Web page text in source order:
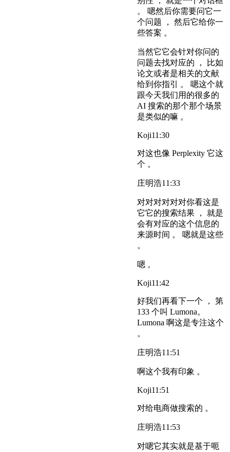
。 嗯然后你需要问它一
个问题 ， 然后它给你一
些答案 。
当然它它会针对你问的
问题去找对应的 ， 比如
论文或者是相关的文献
给到你指引 。 嗯这个就
跟今天我们用的很多的
AI 搜索的那个那个场景
是类似的嘛 。
Koji11:30
对这也像 Perplexity 它这
个 。
庄明浩11:33
对对对对对对你看这是
它它的搜索结果 ， 就是
会有对应的这个信息的
来源时间 。 嗯就是这些
。
嗯 。
Koji11:42
好我们再看下一个 ， 第
133 个叫 Lumona。
Lumona 啊这是专注这个
。
庄明浩11:51
啊这个我有印象 。
Koji11:51
对给电商做搜索的 。
庄明浩11:53
对嗯它其实就是基于呃